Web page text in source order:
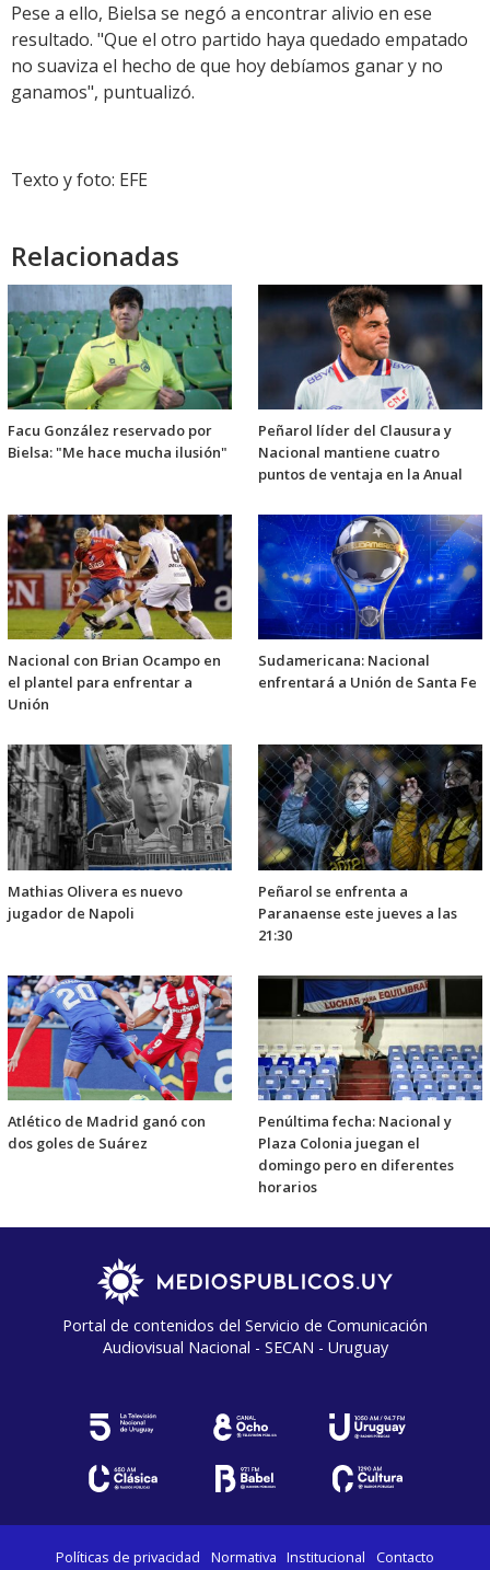
Pese a ello, Bielsa se negó a encontrar alivio en ese
resultado. "Que el otro partido haya quedado empatado
no suaviza el hecho de que hoy debíamos ganar y no
ganamos", puntualizó.
Texto y foto: EFE
Relacionadas
Facu González reservado por
Bielsa: "Me hace mucha ilusión"
Peñarol líder del Clausura y
Nacional mantiene cuatro
puntos de ventaja en la Anual
Nacional con Brian Ocampo en
el plantel para enfrentar a
Unión
Sudamericana: Nacional
enfrentará a Unión de Santa Fe
Mathias Olivera es nuevo
jugador de Napoli
Peñarol se enfrenta a
Paranaense este jueves a las
21:30
Atlético de Madrid ganó con
dos goles de Suárez
Penúltima fecha: Nacional y
Plaza Colonia juegan el
domingo pero en diferentes
horarios
Portal de contenidos del Servicio de Comunicación
Audiovisual Nacional - SECAN - Uruguay
Políticas de privacidad Normativa Institucional Contacto